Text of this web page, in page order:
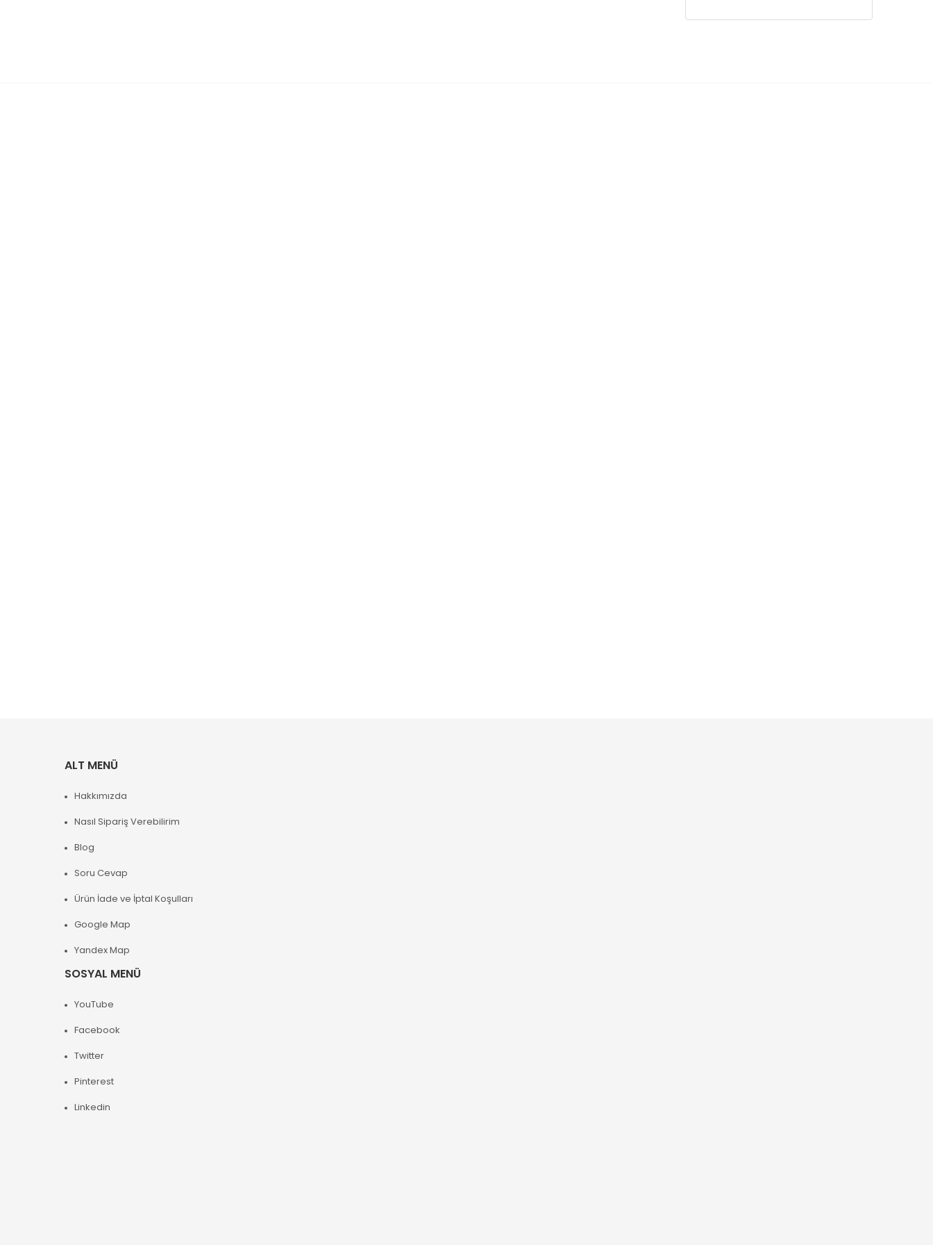
ALT MENÜ
Hakkımızda
Nasıl Sipariş Verebilirim
Blog
Soru Cevap
Ürün İade ve İptal Koşulları
Google Map
Yandex Map
SOSYAL MENÜ
YouTube
Facebook
Twitter
Pinterest
Linkedin